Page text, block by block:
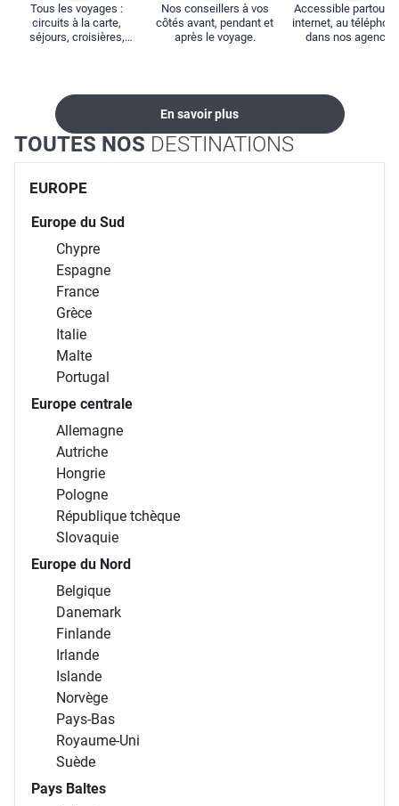
Tous les voyages :
circuits à la carte,
séjours, croisières,
Nos conseillers à vos
côtés avant, pendant et
après le voyage.
Accessible partout :
internet, au
dans nos
En savoir plus
TOUTES NOS DESTINATIONS
EUROPE
Europe du Sud
Chypre
Espagne
France
Grèce
Italie
Malte
Portugal
Europe centrale
Allemagne
Autriche
Hongrie
Pologne
République tchèque
Slovaquie
Europe du Nord
Belgique
Danemark
Finlande
Irlande
Islande
Norvège
Pays-Bas
Royaume-Uni
Suède
Pays Baltes